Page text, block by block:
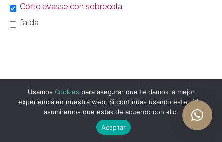
Corte evassé con sobrecola
falda
Usamos Cookies para asegurar que te damos la mejor
experiencia en nuestra web. Si continúas usando este sitio,
asumiremos que estás de acuerdo con ello.
Aceptar